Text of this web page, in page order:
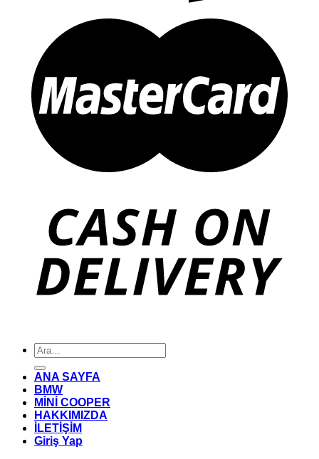
Ara:
ANA SAYFA
BMW
MİNİ COOPER
HAKKIMIZDA
İLETİŞİM
Giriş Yap